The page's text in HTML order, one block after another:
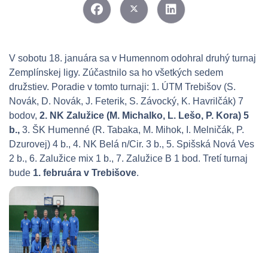
V sobotu 18. januára sa v Humennom odohral druhý turnaj
Zemplínskej ligy. Zúčastnilo sa ho všetkých sedem
družstiev. Poradie v tomto turnaji: 1. ÚTM Trebišov (S.
Novák, D. Novák, J. Feterik, S. Závocký, K. Havrilčák) 7
bodov, 2. NK Zalužice (M. Michalko, L. Lešo, P. Kora) 5
b., 3. ŠK Humenné (R. Tabaka, M. Mihok, I. Melničák, P.
Dzurovej) 4 b., 4. NK Belá n/Cir. 3 b., 5. Spišská Nová Ves
2 b., 6. Zalužice mix 1 b., 7. Zalužice B 1 bod. Tretí turnaj
bude 1. februára v Trebišove.